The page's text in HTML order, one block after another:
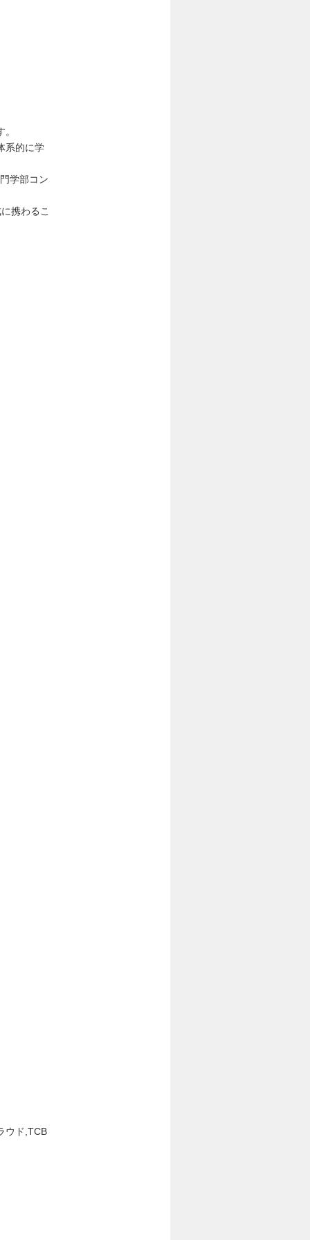
系的に学
学部コン
携わるこ
ウド,TCB